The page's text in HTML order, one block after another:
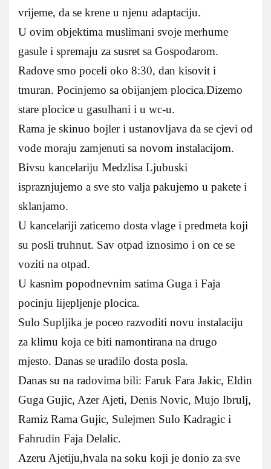
vrijeme, da se krene u njenu adaptaciju.
U ovim objektima muslimani svoje merhume
gasule i spremaju za susret sa Gospodarom.
Radove smo poceli oko 8:30, dan kisovit i
tmuran. Pocinjemo sa obijanjem plocica.Dizemo
stare plocice u gasulhani i u wc-u.
Rama je skinuo bojler i ustanovljava da se cjevi od
vode moraju zamjenuti sa novom instalacijom.
Bivsu kancelariju Medzlisa Ljubuski
ispraznjujemo a sve sto valja pakujemo u pakete i
sklanjamo.
U kancelariji zaticemo dosta vlage i predmeta koji
su posli truhnut. Sav otpad iznosimo i on ce se
voziti na otpad.
U kasnim popodnevnim satima Guga i Faja
pocinju lijepljenje plocica.
Sulo Supljika je poceo razvoditi novu instalaciju
za klimu koja ce biti namontirana na drugo
mjesto. Danas se uradilo dosta posla.
Danas su na radovima bili: Faruk Fara Jakic, Eldin
Guga Gujic, Azer Ajeti, Denis Novic, Mujo Ibrulj,
Ramiz Rama Gujic, Sulejmen Sulo Kadragic i
Fahrudin Faja Delalic.
Azeru Ajetiju,hvala na soku koji je donio za sve